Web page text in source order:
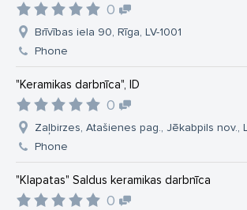
0
Brīvības iela 90, Rīga, LV-1001
Phone
"Keramikas darbnīca", ID
0
Zaļbirzes, Atašienes pag., Jēkabpils nov.,
Phone
"Klapatas" Saldus keramikas darbnīca
0